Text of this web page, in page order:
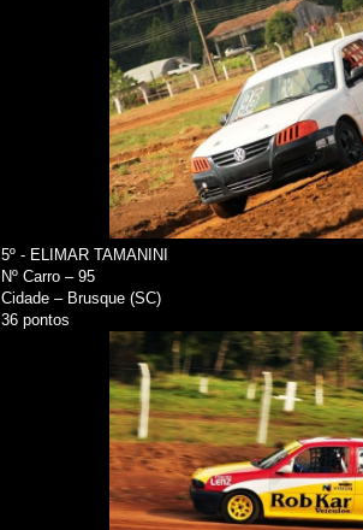
5º - ELIMAR TAMANINI
Nº Carro – 95
Cidade – Brusque (SC)
36 pontos